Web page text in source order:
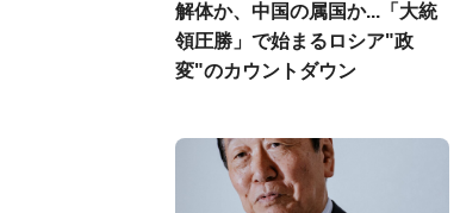
解体か、中国の属国か...「大統
領圧勝」で始まるロシア"政
変"のカウントダウン